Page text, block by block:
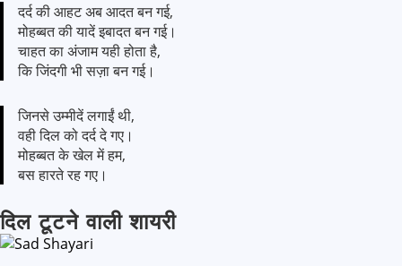
दर्द की आहट अब आदत बन गई,
मोहब्बत की यादें इबादत बन गई।
चाहत का अंजाम यही होता है,
कि जिंदगी भी सज़ा बन गई।
जिनसे उम्मीदें लगाईं थी,
वही दिल को दर्द दे गए।
मोहब्बत के खेल में हम,
बस हारते रह गए।
दिल टूटने वाली शायरी